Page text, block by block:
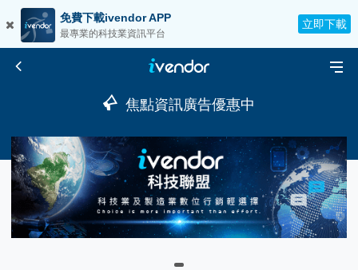
免費下載ivendor APP
最專業的科技業資訊平台
立即下載
焦點資訊廣告優惠中